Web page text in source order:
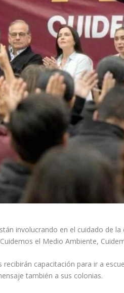
involucrando en el cuidado de
el Medio Ambiente,
capacitación para ir a
también a sus colonias.